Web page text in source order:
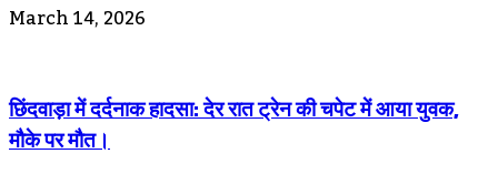
March 14, 2026
छिंदवाड़ा में दर्दनाक हादसा: देर रात ट्रेन की चपेट में आया युवक,
मौके पर मौत।